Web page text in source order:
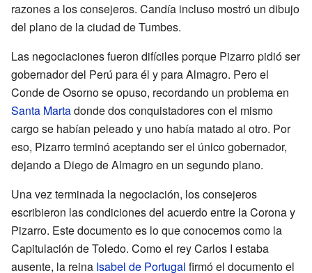
razones a los consejeros. Candía incluso mostró un dibujo
del plano de la ciudad de Tumbes.
Las negociaciones fueron difíciles porque Pizarro pidió ser
gobernador del Perú para él y para Almagro. Pero el
Conde de Osorno se opuso, recordando un problema en
Santa Martadonde dos conquistadores con el mismo
cargo se habían peleado y uno había matado al otro. Por
eso, Pizarro terminó aceptando ser el único gobernador,
dejando a Diego de Almagro en un segundo plano.
Una vez terminada la negociación, los consejeros
escribieron las condiciones del acuerdo entre la Corona y
Pizarro. Este documento es lo que conocemos como la
Capitulación de Toledo. Como el rey Carlos I estaba
ausente, la reina Isabel de Portugal firmó el documento el